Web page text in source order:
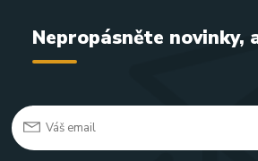
Nepropásněte novinky,